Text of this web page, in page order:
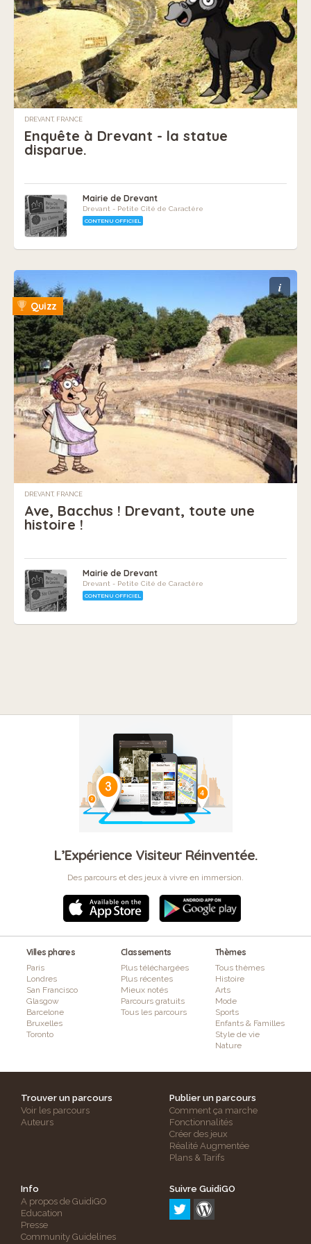
DREVANT, FRANCE
Enquête à Drevant - la statue
disparue.
Mairie de Drevant
Drevant - Petite Cité de Caractère
CONTENU OFFICIEL
i
Quizz
DREVANT, FRANCE
Ave, Bacchus ! Drevant, toute une
histoire !
Mairie de Drevant
Drevant - Petite Cité de Caractère
CONTENU OFFICIEL
L’Expérience Visiteur Réinventée.
Des parcours et des jeux à vivre en immersion.
Villes phares
Paris
Londres
San Francisco
Glasgow
Barcelone
Bruxelles
Toronto
Classements
Plus téléchargées
Plus récentes
Mieux notés
Parcours gratuits
Tous les parcours
Thèmes
Tous thèmes
Histoire
Arts
Mode
Sports
Enfants & Familles
Style de vie
Nature
Trouver un parcours
Voir les parcours
Auteurs
Publier un parcours
Comment ça marche
Fonctionnalités
Créer des jeux
Réalité Augmentée
Plans & Tarifs
Info
A propos de GuidiGO
Education
Presse
Community Guidelines
Suivre GuidiGO